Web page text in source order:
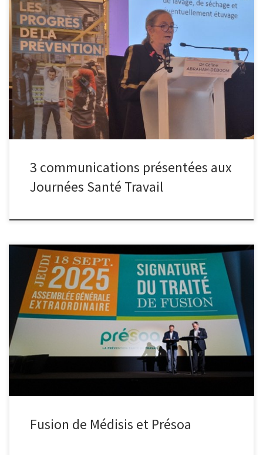
Présanse Hauts-de-France et 6 de ses services membres (Action
Santé Travail ASMIS CEDEST PÔLE SANTÉ TRAVAIL Métropole Nord
Présoa preveno) ont participé aux 60èmes Journées Santé Travail
organisées par Présanse à Paris. Les communications de 3 Services
ont également été retenues par le comité scientifique et ont été
présentées par […]
3 communications présentées aux
Journées Santé Travail
À l’issue de leur Assemblée Générale Extraordinaire respective,
Médisis et Présoa ont acté le 18 septembre leur fusion sous l’entité
Présoa. Ensemble, les deux services de prévention et de santé au
travail forment désormais un acteur de référence sur l’Oise et
l’Aisne, en protégeant et accompagnant plus de 290 000 […]
Fusion de Médisis et Présoa